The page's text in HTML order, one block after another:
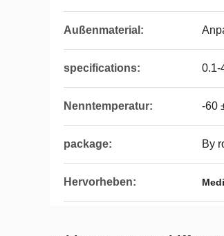
Außenmaterial:
specifications: 0.1-
Nenntemperatur: -60
package: By
Hervorheben: